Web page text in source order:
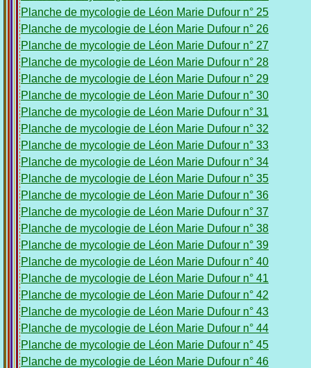
Planche de mycologie de Léon Marie Dufour n° 25
Planche de mycologie de Léon Marie Dufour n° 26
Planche de mycologie de Léon Marie Dufour n° 27
Planche de mycologie de Léon Marie Dufour n° 28
Planche de mycologie de Léon Marie Dufour n° 29
Planche de mycologie de Léon Marie Dufour n° 30
Planche de mycologie de Léon Marie Dufour n° 31
Planche de mycologie de Léon Marie Dufour n° 32
Planche de mycologie de Léon Marie Dufour n° 33
Planche de mycologie de Léon Marie Dufour n° 34
Planche de mycologie de Léon Marie Dufour n° 35
Planche de mycologie de Léon Marie Dufour n° 36
Planche de mycologie de Léon Marie Dufour n° 37
Planche de mycologie de Léon Marie Dufour n° 38
Planche de mycologie de Léon Marie Dufour n° 39
Planche de mycologie de Léon Marie Dufour n° 40
Planche de mycologie de Léon Marie Dufour n° 41
Planche de mycologie de Léon Marie Dufour n° 42
Planche de mycologie de Léon Marie Dufour n° 43
Planche de mycologie de Léon Marie Dufour n° 44
Planche de mycologie de Léon Marie Dufour n° 45
Planche de mycologie de Léon Marie Dufour n° 46